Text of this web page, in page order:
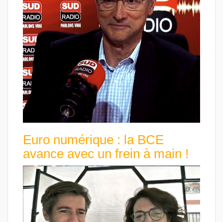
Euro numérique : la BCE
avance avec un frein à main !